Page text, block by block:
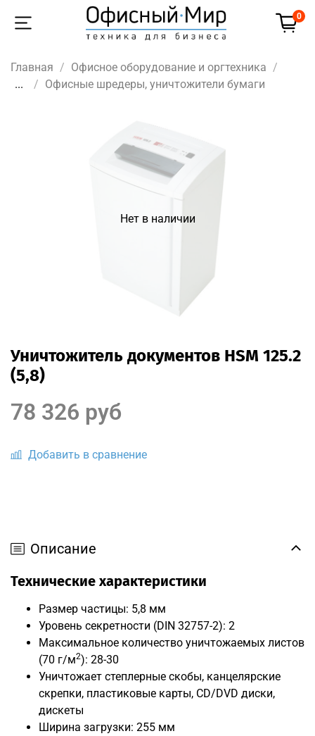
0
Главная
Офисное оборудование и оргтехника
...
Офисные шредеры, уничтожители бумаги
Нет в наличии
Уничтожитель документов HSM 125.2
(5,8)
Добавить в сравнение
78 326 руб
Описание
Технические характеристики
Размер частицы: 5,8 мм
Уровень секретности (DIN 32757-2): 2
Максимальное количество уничтожаемых листов
(70 г/м2): 28-30
Уничтожает степлерные скобы, канцелярские
скрепки, пластиковые карты, CD/DVD диски,
дискеты
Ширина загрузки: 255 мм